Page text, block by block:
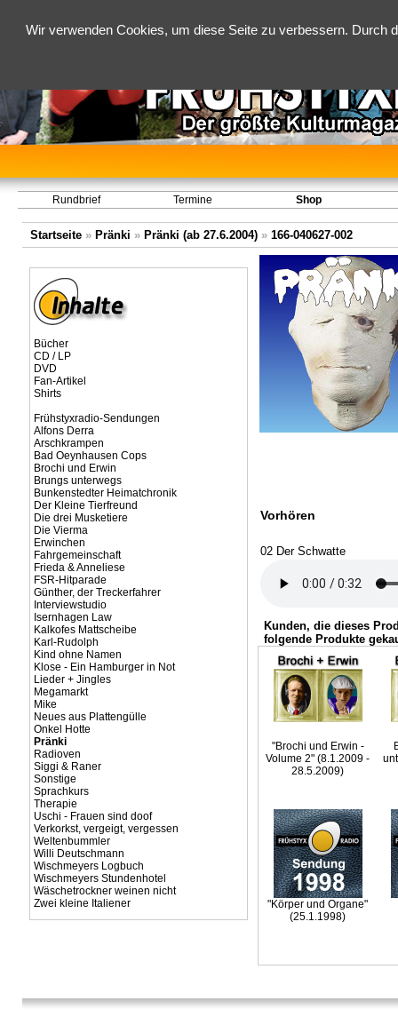
Wir verwenden Cookies, um diese Seite zu verbessern.
Rundbrief Termine Shop
Startseite» Pränki » Pränki (ab 27.6.2004)» 166-040627-002
Bücher
CD / LP
DVD
Fan-Artikel
Shirts
Frühstyxradio-Sendungen
Alfons Derra
Arschkrampen
Bad Oeynhausen Cops
Brochi und Erwin
Brungs unterwegs
Bunkenstedter Heimatchronik
Der Kleine Tierfreund
Die drei Musketiere
Die Vierma
Erwinchen
Fahrgemeinschaft
Frieda & Anneliese
FSR-Hitparade
Günther, der Treckerfahrer
Interviewstudio
Isernhagen Law
Kalkofes Mattscheibe
Karl-Rudolph
Kind ohne Namen
Klose - Ein Hamburger in Not
Lieder + Jingles
Megamarkt
Mike
Neues aus Plattengülle
Onkel Hotte
Pränki
Radioven
Siggi & Raner
Sonstige
Sprachkurs
Therapie
Uschi - Frauen sind doof
Verkorkst, vergeigt, vergessen
Weltenbummler
Willi Deutschmann
Wischmeyers Logbuch
Wischmeyers Stundenhotel
Wäschetrockner weinen nicht
Zwei kleine Italiener
Vorhören
02 Der Schwatte
Kunden, die dieses
folgende Produkte
"Brochi und Erwin -
Volume 2" (8.1.2009 -
28.5.2009)
"Körper und Organe"
(25.1.1998)